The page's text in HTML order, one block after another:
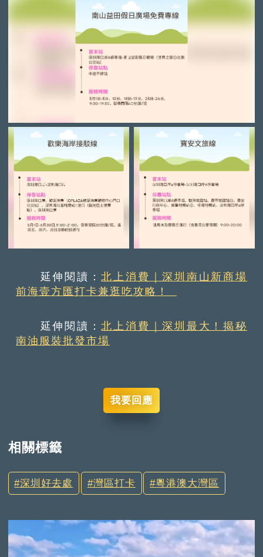
延伸閱讀：北上消費｜深圳南山新商場
前海壹方匯打卡兼逛吃攻略！
延伸閱讀：北上消費｜深圳最大！揭秘
南油服裝批發市場
我要回應
相關標籤
深圳好去處 灣區打卡 粵港澳大灣區